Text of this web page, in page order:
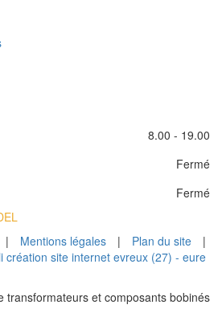
8.00 - 19.00
Fermé
Fermé
| Mentions légales | Plan du site
|
création site internet evreux (27) - eure
transformateurs et composants bobinés